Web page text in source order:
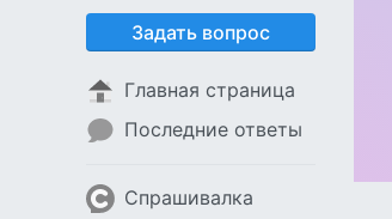
Задать вопрос
Главная страница
Последние ответы
Спрашивалка